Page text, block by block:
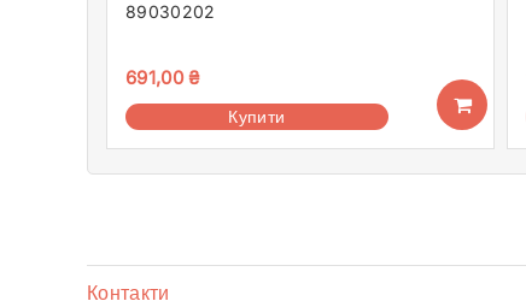
89030202
691,00₴
Купити
Контакти